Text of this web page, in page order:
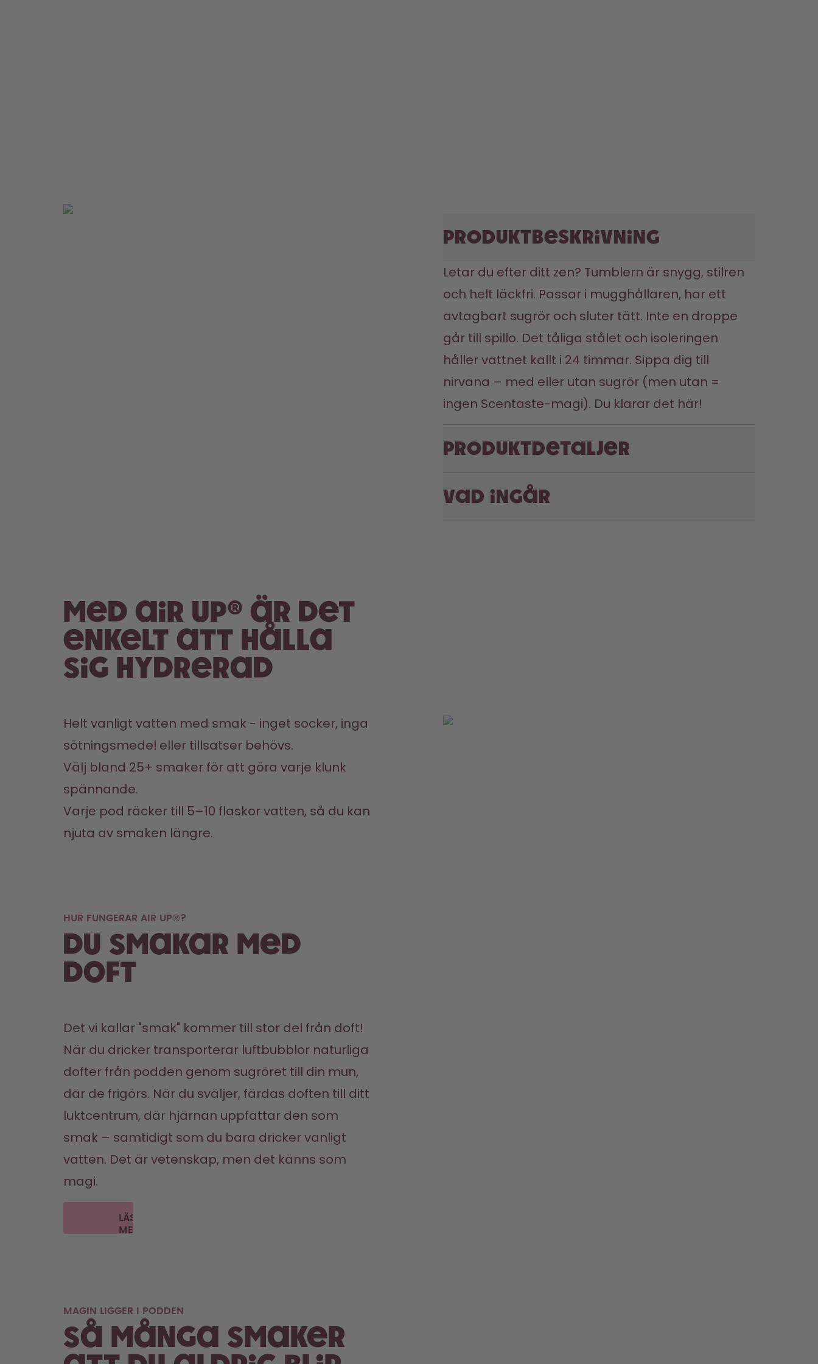
Produktbeskrivning
Letar du efter ditt zen? Tumblern är snygg, stilren
och helt läckfri. Passar i mugghållaren, har ett
avtagbart sugrör och sluter tätt. Inte en droppe
går till spillo. Det tåliga stålet och isoleringen
håller vattnet kallt i 24 timmar. Sippa dig till
nirvana – med eller utan sugrör (men utan =
ingen Scentaste-magi). Du klarar det här!
Produktdetaljer
Vad ingår
Med air up® är det
enkelt att hålla
sig hydrerad
Helt vanligt vatten med smak - inget socker, inga
sötningsmedel eller tillsatser behövs.
Välj bland 25+ smaker för att göra varje klunk
spännande.
Varje pod räcker till 5–10 flaskor vatten, så du kan
njuta av smaken längre.
HUR FUNGERAR AIR UP®?
Du smakar med
doft
Det vi kallar "smak" kommer till stor del från doft!
När du dricker transporterar luftbubblor naturliga
dofter från podden genom sugröret till din mun,
där de frigörs. När du sväljer, färdas doften till ditt
luktcentrum, där hjärnan uppfattar den som
smak – samtidigt som du bara dricker vanligt
vatten. Det är vetenskap, men det känns som
LÄS
MER
MAGIN LIGGER I PODDEN
Så många smaker